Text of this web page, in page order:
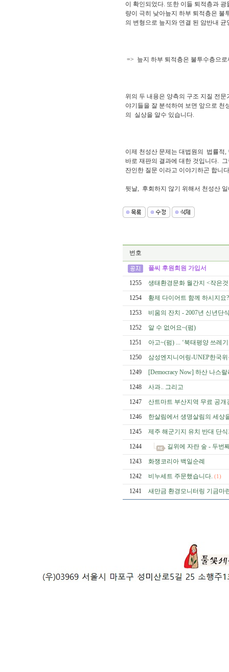
이 확인되었다. 또한 이들 퇴적층과
량이 극히 낮아늪지 하부 퇴적층은 불
의 변형으로 늪지와 연결 된 암반내
=> 늪지 하부 퇴적층은 불투수층으
위의 두 내용은 양측의 구조 지질 전
야기들을 잘 분석하여 보면 앞으로
의 실상을 알수 있습니다.
이제 천성산 문제는 대법원의 법률적
바로 재판의 결과에 대한 것입니다.
잔인한 질문 이라고 이야기하곤 합니
뒷날, 후회하지 않기 위해서 천성산
번호
풀씨 후원회원 가입서
1255 생태환경문화 월간지 <작은
1254 황제 다이어트 함께 하시지요
1253 비움의 잔치 - 2007년 신년단
1252 알 수 없어요~(펌)
1251 아고~(펌) ... ‘북태평양 쓰레
1250 삼성엔지니어링-UNEP한국
1249 [Democracy Now] 하산 나스
1248 사과.. 그리고
1247 산트마트 부산지역 무료 공
1246 한살림에서 생명살림의 세상
1245 제주 해군기지 유치 반대 단
1244 길위에 자란 숲 - 두번
1243 화쟁코리아 백일순례
1242 비누세트 주문했습니다. (1)
1241 새만금 환경모니터링 기금마